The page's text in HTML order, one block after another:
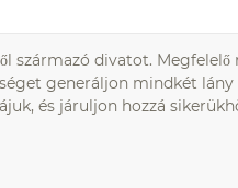
származó divatot.
generáljon mindkét
és járuljon hozzá